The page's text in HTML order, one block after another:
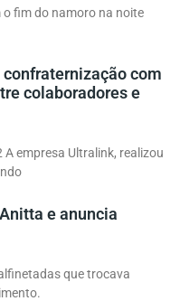
o fim do namoro na noite
com
colaboradores e
empresa Ultralink, realizou
e anuncia
que trocava